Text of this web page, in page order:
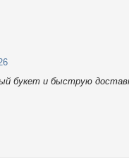
букет и быструю